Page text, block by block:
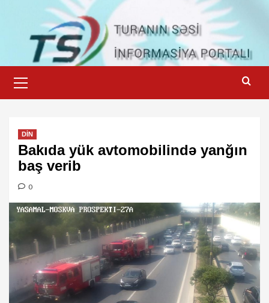
content
Menu
DİN
Bakıda yük avtomobilində yanğın
baş verib
0